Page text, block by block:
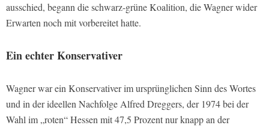
ausschied, begann die schwarz-grüne Koalition, die Wagner wider
Erwarten noch mit vorbereitet hatte.
Ein echter Konservativer
Wagner war ein Konservativer im ursprünglichen Sinn des Wortes
und in der ideellen Nachfolge Alfred Dreggers, der 1974 bei der
Wahl im „roten“ Hessen mit 47,5 Prozent nur knapp an der